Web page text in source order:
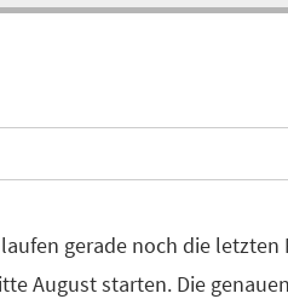
gerade noch die
August starten. Die